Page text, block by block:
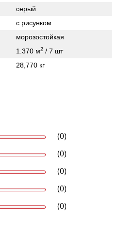
серый
с рисунком
морозостойкая
1.370 м2 / 7 шт
28,770 кг
(0)
(0)
(0)
(0)
(0)